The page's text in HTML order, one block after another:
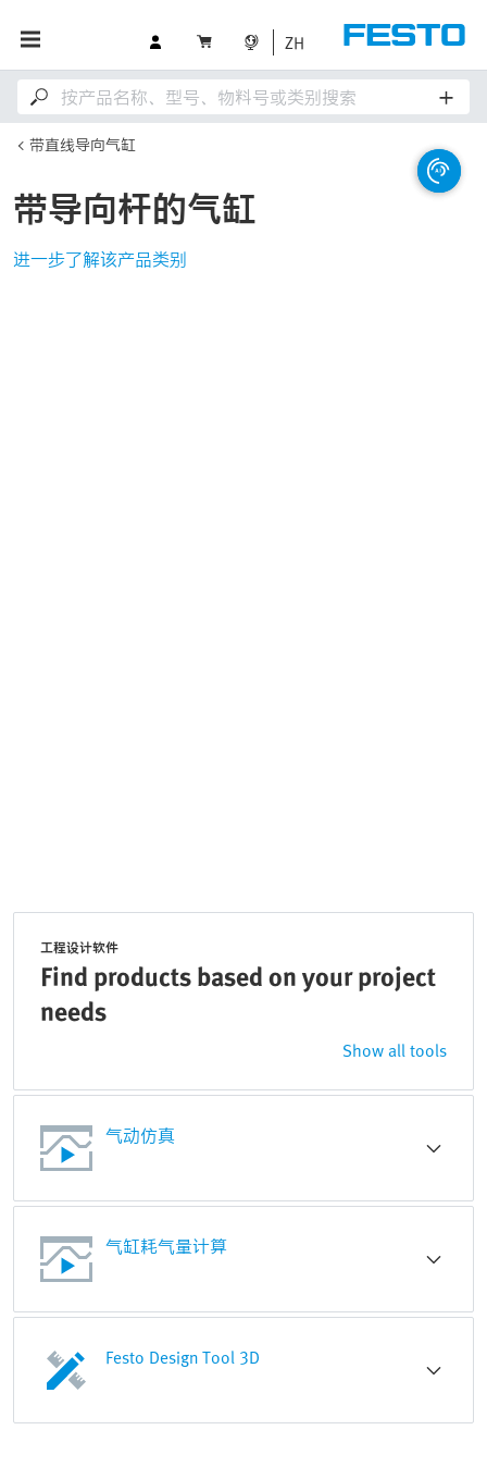
ZH
带直线导向气缸
带导向杆的气缸
进一步了解该产品类别
工程设计软件
Find products based on your project
needs
Show all tools
气动仿真
气缸耗气量计算
Festo Design Tool 3D